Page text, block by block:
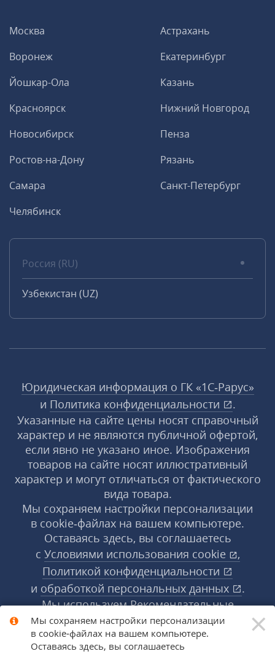
Москва
Астрахань
Воронеж
Екатеринбург
Йошкар-Ола
Казань
Красноярск
Нижний Новгород
Новосибирск
Пенза
Ростов-на-Дону
Рязань
Самара
Санкт-Петербург
Челябинск
Россия (RU)
Узбекистан (UZ)
Юридическая информация о ГК «1С‑Рарус»
и Политика конфиденциальности
.
Указанные на сайте цены носят справочный
характер и не являются публичной офертой,
если явно не указано иное. Изображения
товаров на сайте носят иллюстративный
характер и могут отличаться от фактического
вида товара.
Мы сохраняем настройки персонализации
в cookie‑файлах на вашем компьютере.
Оставаясь здесь, вы соглашаетесь
с Условиями использования cookie
,
Политикой конфиденциальности
и обработкой персональных данных
.
Мы используем Рекомендательные
технологии, их правила применения доступны
по ссылке
. Подробнее ×
Мы сохраняем настройки персонализации
в cookie‑файлах на вашем компьютере.
Оставаясь здесь, вы соглашаетесь